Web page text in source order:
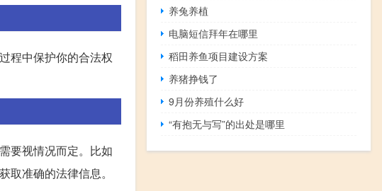
程中保护你的合法权
要视情况而定。比如
准确的法律信息。
养兔养植
电脑短信拜年在哪里
稻田养鱼项目建设方案
养猪挣钱了
9月份养殖什么好
“有抱无与写”的出处是哪里